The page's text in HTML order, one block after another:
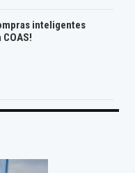
inteligentes
COAS!